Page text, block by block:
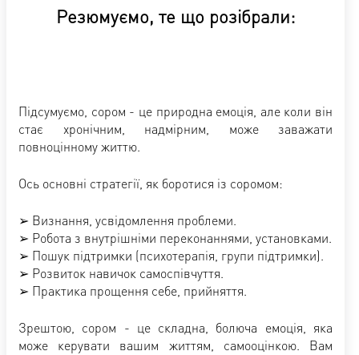
Резюмуємо, те що розібрали:
Підсумуємо, сором - це природна емоція, але коли він
стає хронічним, надмірним, може заважати
повноцінному життю.
Ось основні стратегії, як боротися із соромом:
➢ Визнання, усвідомлення проблеми.
➢ Робота з внутрішніми переконаннями, установками.
➢ Пошук підтримки (психотерапія, групи підтримки).
➢ Розвиток навичок самоспівчуття.
➢ Практика прощення себе, прийняття.
Зрештою, сором - це складна, болюча емоція, яка
може керувати вашим життям, самооцінкою. Вам